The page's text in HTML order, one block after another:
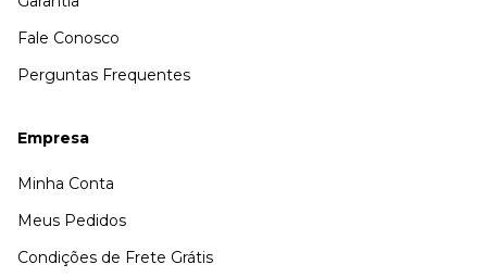
Fale Conosco
Perguntas Frequentes
Empresa
Minha Conta
Meus Pedidos
Condições de Frete Grátis